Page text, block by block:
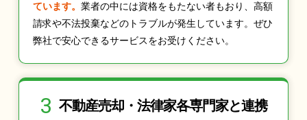
ています。 業者の中には資格をもたない者もおり、高額
請求や不法投棄などのトラブルが発生しています。ぜひ
弊社で安心できるサービスをお受けください。
3 不動産売却・法律家各専門家と連携